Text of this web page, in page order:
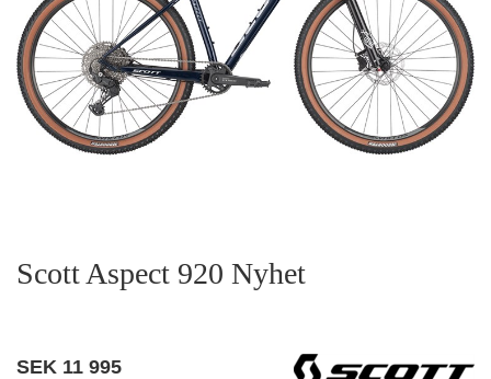
Scott Aspect 920 Nyhet
SEK 11 995